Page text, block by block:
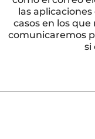
las
casos en los
comunicaremos
si